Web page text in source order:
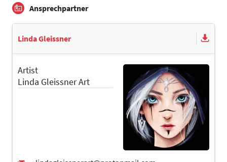
Ansprechpartner
Linda Gleissner
Artist
Linda Gleissner Art